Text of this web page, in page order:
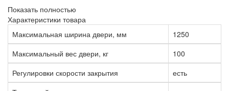
Показать полностью
Характеристики товара
Максимальная ширина двери, мм
1250
Максимальный вес двери, кг
100
Регулировки скорости закрытия
есть